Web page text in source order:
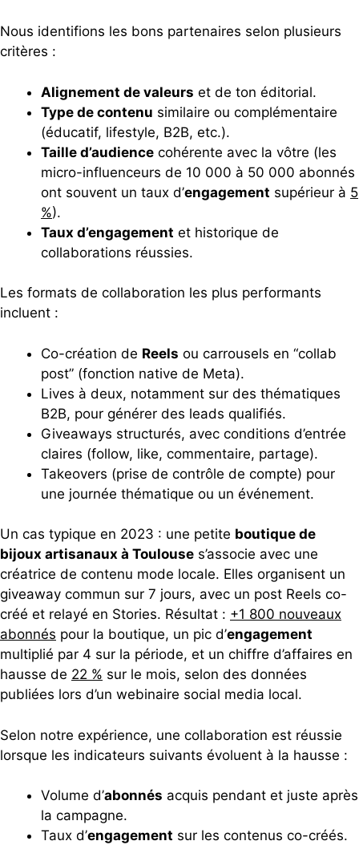
Nous identifions les bons partenaires selon plusieurs
critères :
Alignement de valeurs et de ton éditorial.
Type de contenu similaire ou complémentaire
(éducatif, lifestyle, B2B, etc.).
Taille d’audience cohérente avec la vôtre (les
micro-influenceurs de 10 000 à 50 000 abonnés
ont souvent un taux d’engagement supérieur à 5
%).
Taux d’engagement et historique de
collaborations réussies.
Les formats de collaboration les plus performants
incluent :
Co-création de Reels ou carrousels en “collab
post” (fonction native de Meta).
Lives à deux, notamment sur des thématiques
B2B, pour générer des leads qualifiés.
Giveaways structurés, avec conditions d’entrée
claires (follow, like, commentaire, partage).
Takeovers (prise de contrôle de compte) pour
une journée thématique ou un événement.
Un cas typique en 2023 : une petite boutique de
bijoux artisanaux à Toulouse s’associe avec une
créatrice de contenu mode locale. Elles organisent un
giveaway commun sur 7 jours, avec un post Reels co-
créé et relayé en Stories. Résultat : +1 800 nouveaux
abonnés pour la boutique, un pic d’engagement
multiplié par 4 sur la période, et un chiffre d’affaires en
hausse de 22 % sur le mois, selon des données
publiées lors d’un webinaire social media local.
Selon notre expérience, une collaboration est réussie
lorsque les indicateurs suivants évoluent à la hausse :
Volume d’abonnés acquis pendant et juste après
la campagne.
Taux d’engagement sur les contenus co-créés.